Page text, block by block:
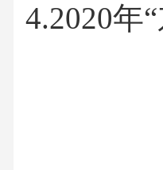
4.2020年